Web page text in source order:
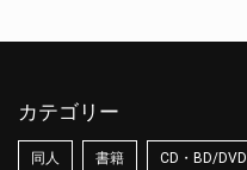
カテゴリー
同人 書籍 CD・BD/DVD